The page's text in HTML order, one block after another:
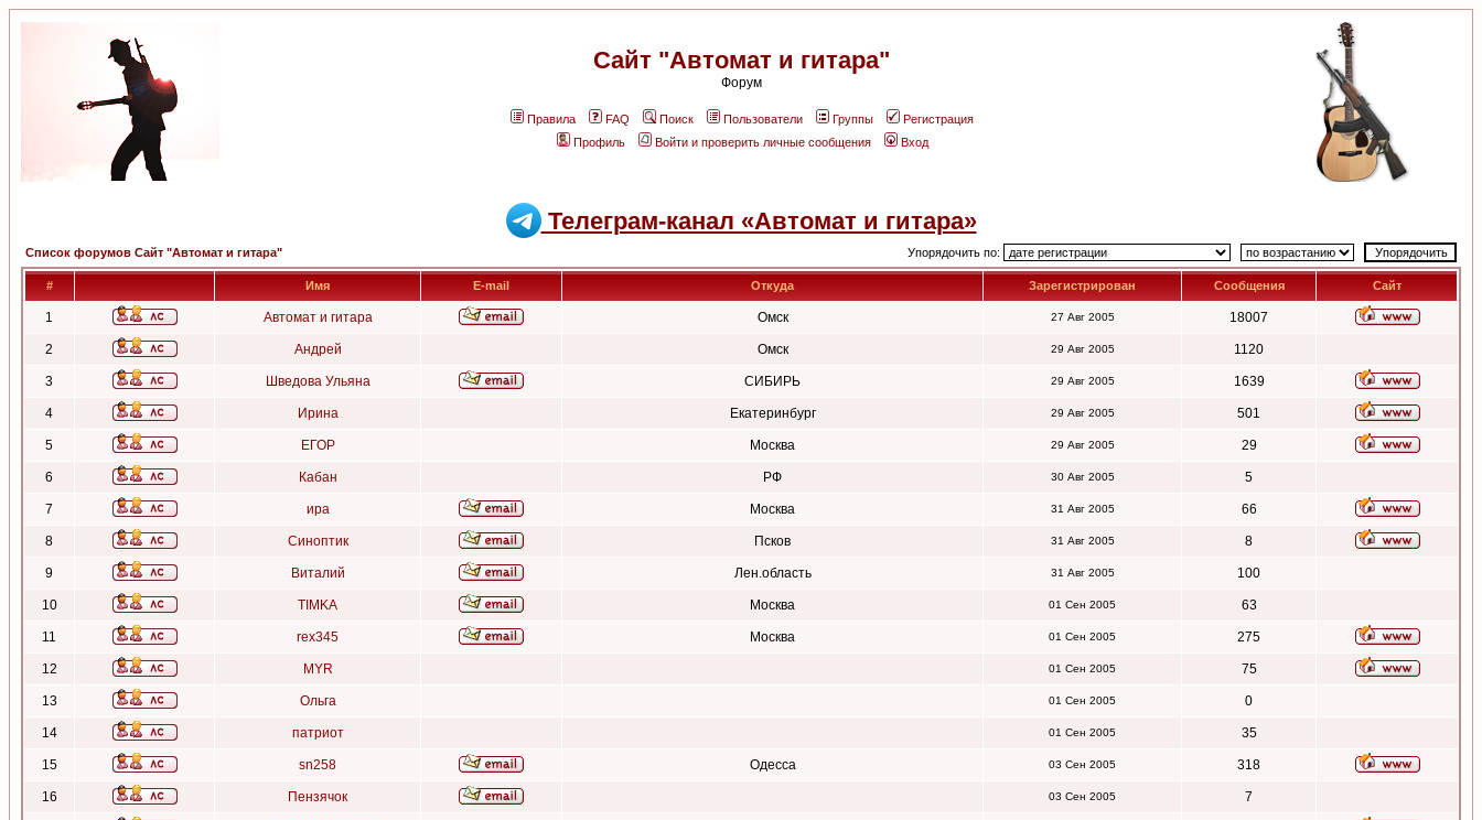
Сайт "Автомат и гитара"
Форум
Правила FAQ Поиск Пользователи Группы
Регистрация
Профиль
Войти и проверить личные сообщения Вход
Телеграм-канал «Автомат и гитара»
Список форумов Сайт "Автомат и гитара" Упорядочить по:
# Имя E-mail Откуда Зарегистрирован Сообщения Сайт
1 Автомат и гитара Омск 27 Авг 2005 18007
2 Андрей Омск 29 Авг 2005 1120
3 Шведова Ульяна СИБИРЬ 29 Авг 2005 1639
4 Ирина Екатеринбург 29 Авг 2005 501
5 ЕГОР Москва 29 Авг 2005 29
6 Кабан РФ 30 Авг 2005 5
7 ира Москва 31 Авг 2005 66
8 Синоптик Псков 31 Авг 2005 8
9 Виталий Лен.область 31 Авг 2005 100
10 TIMKA Москва 01 Сен 2005 63
11 rex345 Москва 01 Сен 2005 275
12 MYR 01 Сен 2005 75
13 Ольга 01 Сен 2005 0
14 патриот 01 Сен 2005 35
15 sn258 Одесса 03 Сен 2005 318
16 Пензячок 03 Сен 2005 7